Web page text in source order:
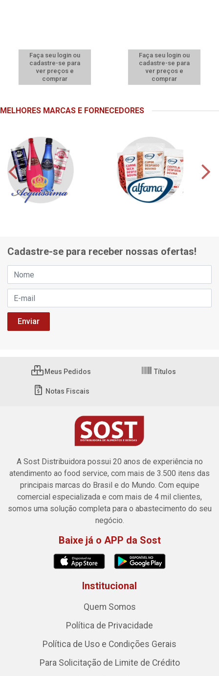
Faça seu login ou
cadastre-se para
ver preços e
comprar
Faça seu login ou
cadastre-se para
ver preços e
comprar
MELHORES MARCAS E FORNECEDORES
Cadastre-se para receber nossas ofertas!
Meus Pedidos Títulos
Notas Fiscais
A Sost Distribuidora possui 20 anos de experiência no
atendimento ao food service, com mais de 3.500 itens das
principais marcas do Brasil e do Mundo. Com equipe
comercial especializada e com mais de 4 mil clientes,
somos uma solução completa para o abastecimento do seu
negócio.
Baixe já o APP da Sost
Institucional
Quem Somos
Política de Privacidade
Política de Uso e Condições Gerais
Para Solicitação de Limite de Crédito